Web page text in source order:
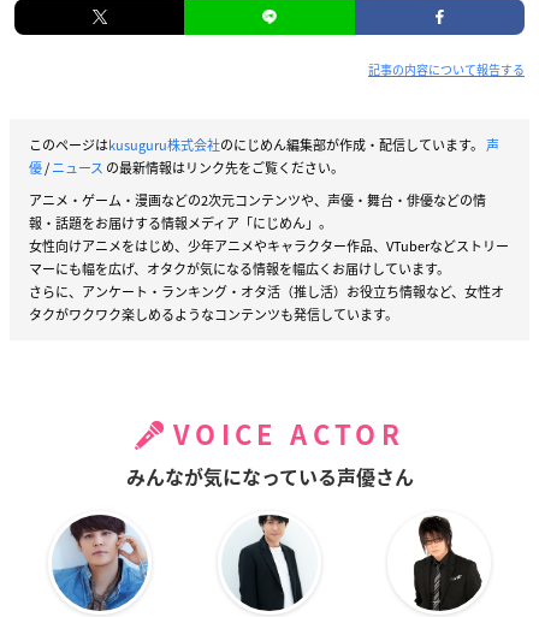
記事の内容について報告する
このページはkusuguru株式会社のにじめん編集部が作成・配信しています。 声
優/ニュース の最新情報はリンク先をご覧ください。
アニメ・ゲーム・漫画などの2次元コンテンツや、声優・舞台・俳優などの情
報・話題をお届けする情報メディア「にじめん」。
女性向けアニメをはじめ、少年アニメやキャラクター作品、VTuberなどストリー
マーにも幅を広げ、オタクが気になる情報を幅広くお届けしています。
さらに、アンケート・ランキング・オタ活（推し活）お役立ち情報など、女性オ
タクがワクワク楽しめるようなコンテンツも発信しています。
VOICE ACTOR
みんなが気になっている声優さん